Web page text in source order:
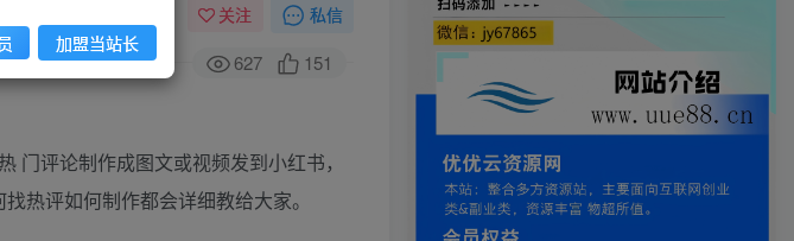
关注 私信
627 151
门评论制作成图文或视频发到小红书，
热评如何制作都会详细教给大家。
加盟当站长